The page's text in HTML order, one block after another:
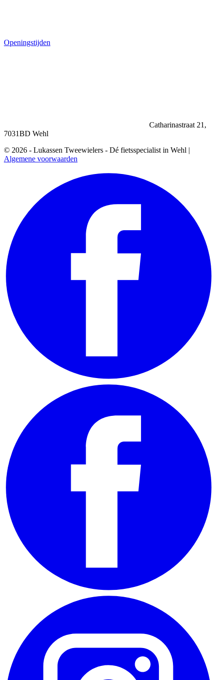
Openingstijden
Catharinastraat 21,
7031BD Wehl
© 2026 - Lukassen Tweewielers - Dé fietsspecialist in Wehl |
Algemene voorwaarden